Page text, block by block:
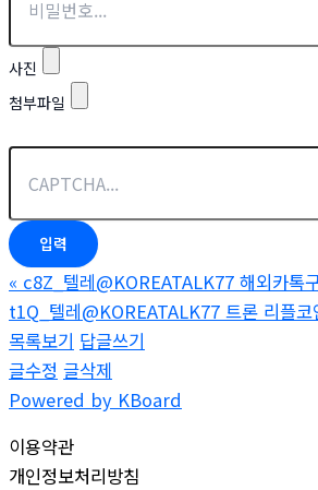
사진
첨부파일
« c8Z_텔레@KOREATALK77 해외카톡
t1Q_텔레@KOREATALK77 트론 리플
목록보기 답글쓰기
글수정 글삭제
Powered by KBoard
이용약관
개인정보처리방침